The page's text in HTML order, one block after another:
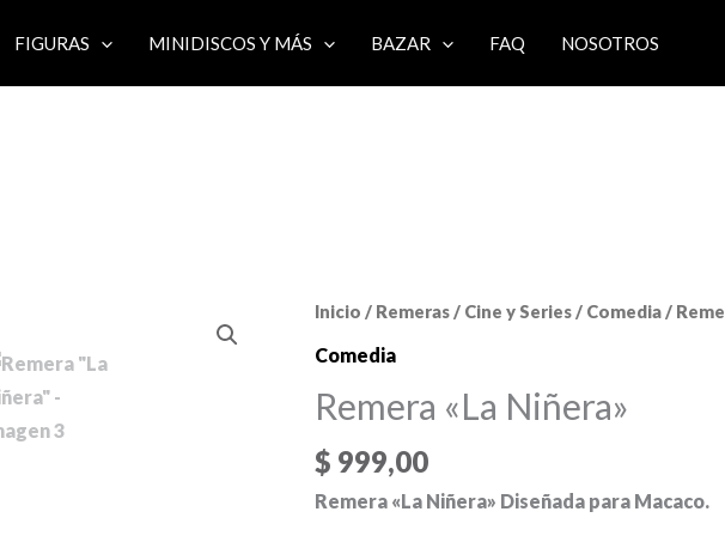
FIGURAS MINIDISCOS Y MÁS BAZAR FAQ NOSOTROS
Inicio / Remeras/ Cine y Series/ Comedia/
Comedia
Remera «La Niñera»
$ 999,00
Remera «La Niñera» Diseñada para Macaco.